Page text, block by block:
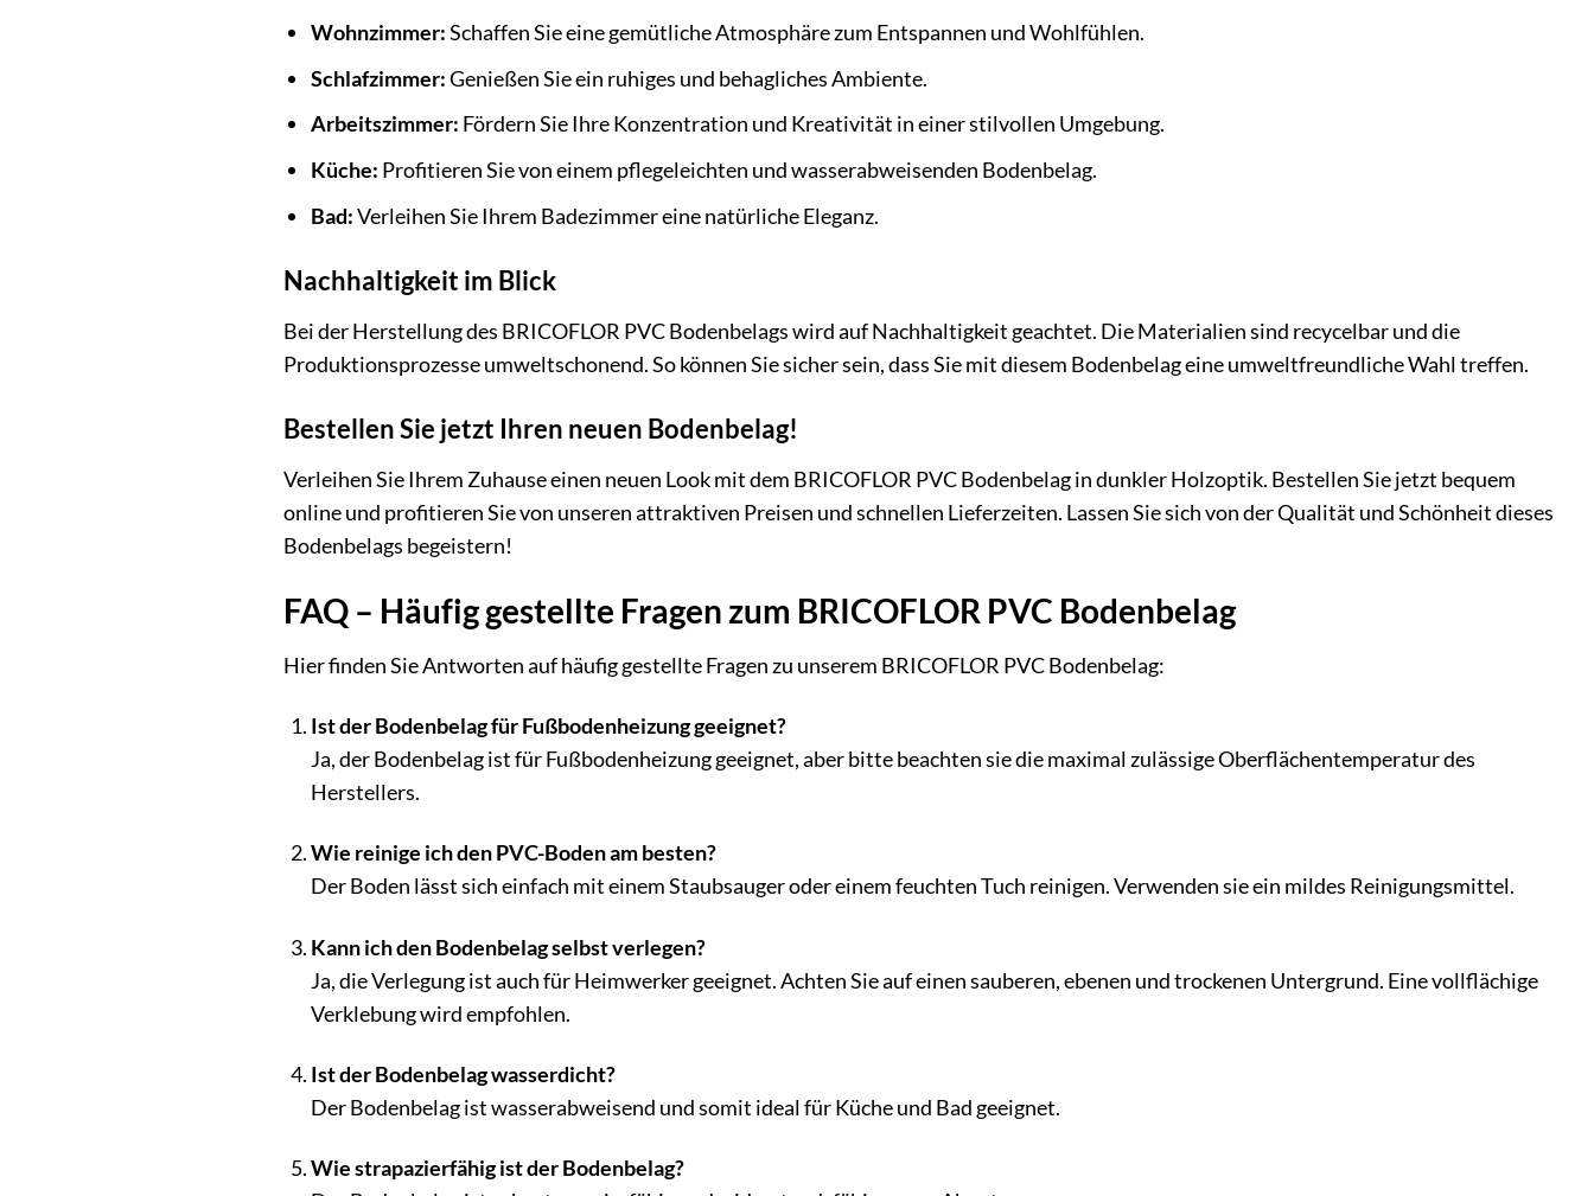
Wohnzimmer:Schaffen Sie eine gemütliche Atmosphäre zum Entspannen und Wohlfühlen.
Schlafzimmer:Genießen Sie ein ruhiges und behagliches Ambiente.
Arbeitszimmer: Fördern Sie Ihre Konzentration und Kreativität in einer stilvollen Umgebung.
Küche: Profitieren Sie von einem pflegeleichten und wasserabweisenden Bodenbelag.
Bad:Verleihen Sie Ihrem Badezimmer eine natürliche Eleganz.
Nachhaltigkeit im Blick
Bei der Herstellung des BRICOFLOR PVC Bodenbelags wird auf Nachhaltigkeit geachtet. Die Materialien sind recycelbar und die
Produktionsprozesse umweltschonend. So können Sie sicher sein, dass Sie mit diesem Bodenbelag eine umweltfreundliche Wahl treffen.
Bestellen Sie jetzt Ihren neuen Bodenbelag!
Verleihen Sie Ihrem Zuhause einen neuen Look mit dem BRICOFLOR PVC Bodenbelag in dunkler Holzoptik. Bestellen Sie jetzt bequem
online und profitieren Sie von unseren attraktiven Preisen und schnellen Lieferzeiten. Lassen Sie sich von der Qualität und Schönheit dieses
Bodenbelags begeistern!
FAQ – Häufig gestellte Fragen zum BRICOFLOR PVC Bodenbelag
Hier finden Sie Antworten auf häufig gestellte Fragen zu unserem BRICOFLOR PVC Bodenbelag:
Ist der Bodenbelag für Fußbodenheizung geeignet?
Ja, der Bodenbelag ist für Fußbodenheizung geeignet, aber bitte beachten sie die maximal zulässige Oberflächentemperatur des
Herstellers.
Wie reinige ich den PVC-Boden am besten?
Der Boden lässt sich einfach mit einem Staubsauger oder einem feuchten Tuch reinigen. Verwenden sie ein mildes Reinigungsmittel.
Kann ich den Bodenbelag selbst verlegen?
Ja, die Verlegung ist auch für Heimwerker geeignet. Achten Sie auf einen sauberen, ebenen und trockenen Untergrund. Eine vollflächige
Verklebung wird empfohlen.
Ist der Bodenbelag wasserdicht?
Der Bodenbelag ist wasserabweisend und somit ideal für Küche und Bad geeignet.
Wie strapazierfähig ist der Bodenbelag?